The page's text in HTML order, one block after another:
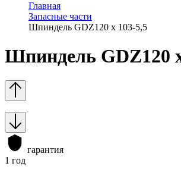
Главная
Запасные части
Шпиндель GDZ120 х 103-5,5
Шпиндель GDZ120
гарантия
1 год